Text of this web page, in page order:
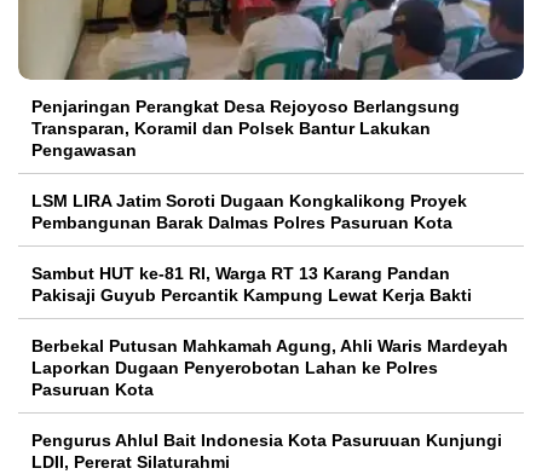
Penjaringan Perangkat Desa Rejoyoso Berlangsung
Transparan, Koramil dan Polsek Bantur Lakukan
Pengawasan
LSM LIRA Jatim Soroti Dugaan Kongkalikong Proyek
Pembangunan Barak Dalmas Polres Pasuruan Kota
Sambut HUT ke-81 RI, Warga RT 13 Karang Pandan
Pakisaji Guyub Percantik Kampung Lewat Kerja Bakti
Berbekal Putusan Mahkamah Agung, Ahli Waris Mardeyah
Laporkan Dugaan Penyerobotan Lahan ke Polres
Pasuruan Kota
Pengurus Ahlul Bait Indonesia Kota Pasuruuan Kunjungi
LDII, Pererat Silaturahmi